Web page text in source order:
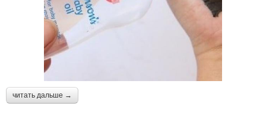
читать дальше →